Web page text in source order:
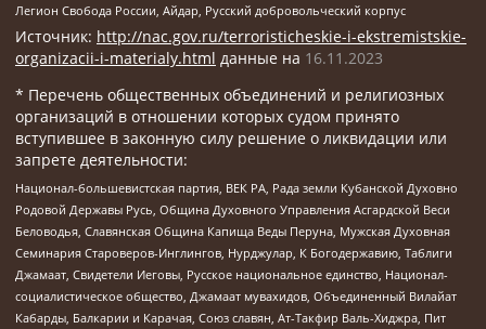
Легион Свобода России, Айдар, Русский добровольческий корпус
Источник: http://nac.gov.ru/terroristicheskie-i-ekstremistskie-
organizacii-i-materialy.html данные на 16.11.2023
* Перечень общественных объединений и религиозных
организаций в отношении которых судом принято
вступившее в законную силу решение о ликвидации или
запрете деятельности:
Национал-большевистская партия, ВЕК РА, Рада земли Кубанской Духовно
Родовой Державы Русь, Община Духовного Управления Асгардской Веси
Беловодья, Славянская Община Капища Веды Перуна, Мужская Духовная
Семинария Староверов-Инглингов, Нурджулар, К Богодержавию, Таблиги
Джамаат, Свидетели Иеговы, Русское национальное единство, Национал-
социалистическое общество, Джамаат мувахидов, Объединенный Вилайат
Кабарды, Балкарии и Карачая, Союз славян, Ат-Такфир Валь-Хиджра, Пит